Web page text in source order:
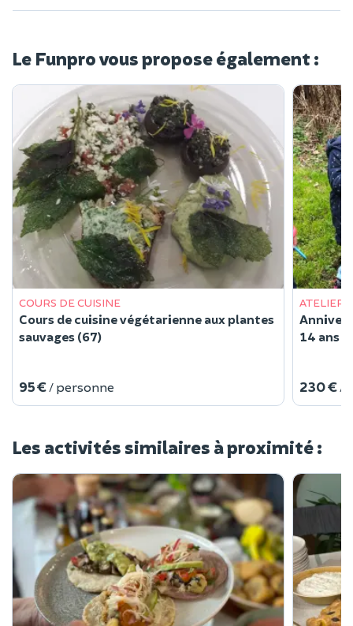
Le Funpro vous propose également :
COURS DE CUISINE
Cours de cuisine végétarienne aux plantes
sauvages (67)
95 € / personne
ATELIER
14 ans
230 € /
Les activités similaires à proximité :